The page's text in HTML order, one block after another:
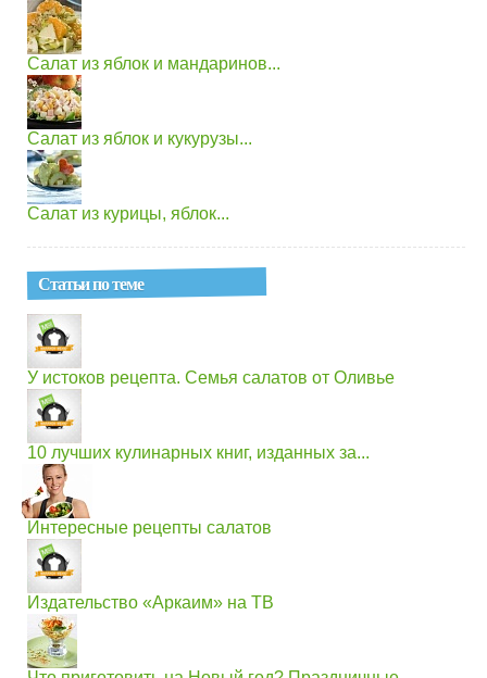
Салат из яблок и мандаринов...
Салат из яблок и кукурузы...
Салат из курицы, яблок...
Статьи по теме
У истоков рецепта. Семья салатов от Оливье
10 лучших кулинарных книг, изданных за...
Интересные рецепты салатов
Издательство «Аркаим» на ТВ